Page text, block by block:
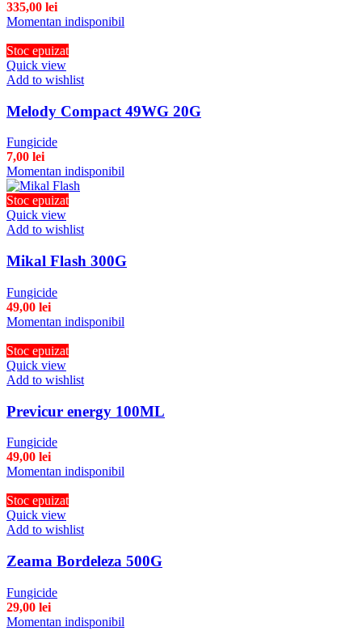
335,00 lei
Momentan indisponibil
Stoc epuizat
Quick view
Add to wishlist
Melody Compact 49WG 20G
Fungicide
7,00 lei
Momentan indisponibil
Stoc epuizat
Quick view
Add to wishlist
Mikal Flash 300G
Fungicide
49,00 lei
Momentan indisponibil
Stoc epuizat
Quick view
Add to wishlist
Previcur energy 100ML
Fungicide
49,00 lei
Momentan indisponibil
Stoc epuizat
Quick view
Add to wishlist
Zeama Bordeleza 500G
Fungicide
29,00 lei
Momentan indisponibil